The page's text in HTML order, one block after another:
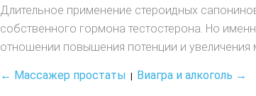
Длительное применение стероидных
собственного гормона тестостерона. Но
отношении повышения потенции и
← Массажер простаты Виагра и алкоголь →